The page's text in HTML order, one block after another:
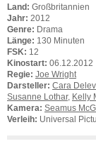
Land: Großbritannien
Jahr: 2012
Genre: Drama
Länge: 130 Minuten
FSK: 12
Kinostart: 06.12.2012
Regie: Joe Wright
Darsteller: Cara
Susanne Lothar, Kelly
Kamera: Seamus
Verleih: Universal